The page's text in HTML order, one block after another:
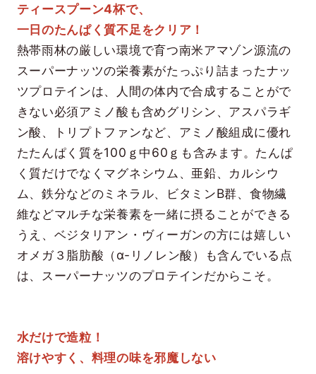
ティースプーン4杯で、
一日のたんぱく質不足をクリア！
熱帯雨林の厳しい環境で育つ南米アマゾン源流の
スーパーナッツの栄養素がたっぷり詰まったナッ
ツプロテインは、人間の体内で合成することがで
きない必須アミノ酸も含めグリシン、アスパラギ
ン酸、トリプトファンなど、アミノ酸組成に優れ
たたんぱく質を100ｇ中60ｇも含みます。たんぱ
く質だけでなくマグネシウム、亜鉛、カルシウ
ム、鉄分などのミネラル、ビタミンB群、食物繊
維などマルチな栄養素を一緒に摂ることができる
うえ、ベジタリアン・ヴィーガンの方には嬉しい
オメガ３脂肪酸（α-リノレン酸）も含んでいる点
は、スーパーナッツのプロテインだからこそ。
水だけで造粒！
溶けやすく、料理の味を邪魔しない